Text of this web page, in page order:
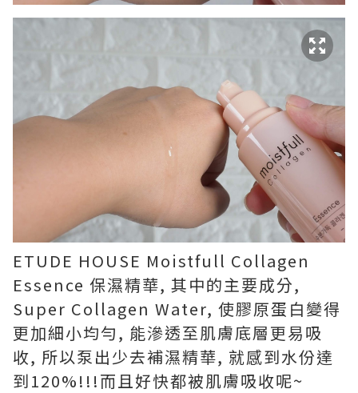
ETUDE HOUSE Moistfull Collagen
Essence 保濕精華, 其中的主要成分,
Super Collagen Water, 使膠原蛋白變得
更加細小均勻, 能滲透至肌膚底層更易吸
收, 所以泵出少去補濕精華, 就感到水份達
到120%!!!而且好快都被肌膚吸收呢~